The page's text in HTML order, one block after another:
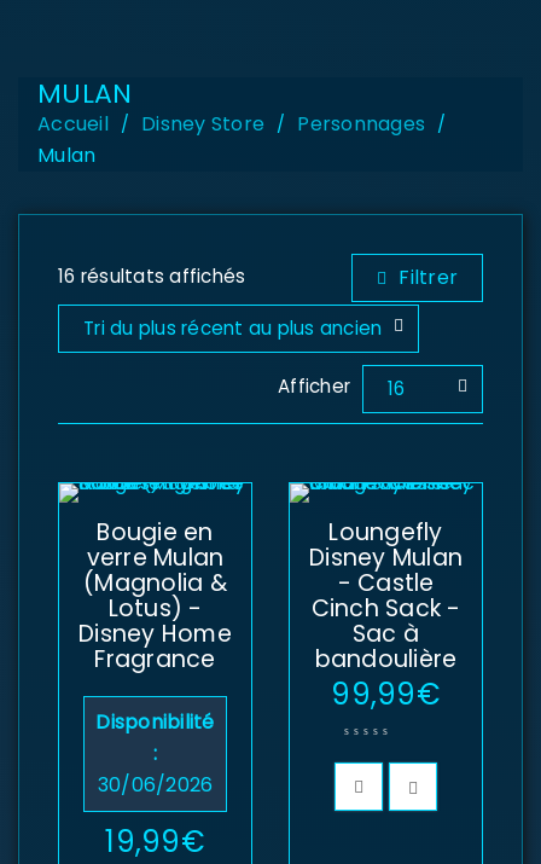
MULAN
Accueil / Disney Store / Personnages /
Mulan
16 résultats affichés Filtrer
Tri du plus récent au plus ancien
Afficher 16
Bougie en
verre Mulan
(Magnolia &
Lotus) -
Disney Home
Fragrance
Disponibilité
:
30/06/2026
19,99€
Loungefly
Disney Mulan
- Castle
Cinch Sack -
Sac à
bandoulière
99,99€